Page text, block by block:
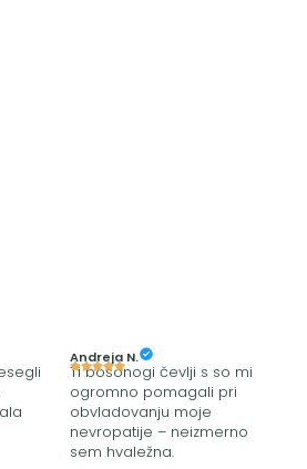
Andreja N.
Ti bosonogi čevlji s so mi
ogromno pomagali pri
obvladovanju moje
nevropatije – neizmerno
sem hvaležna.